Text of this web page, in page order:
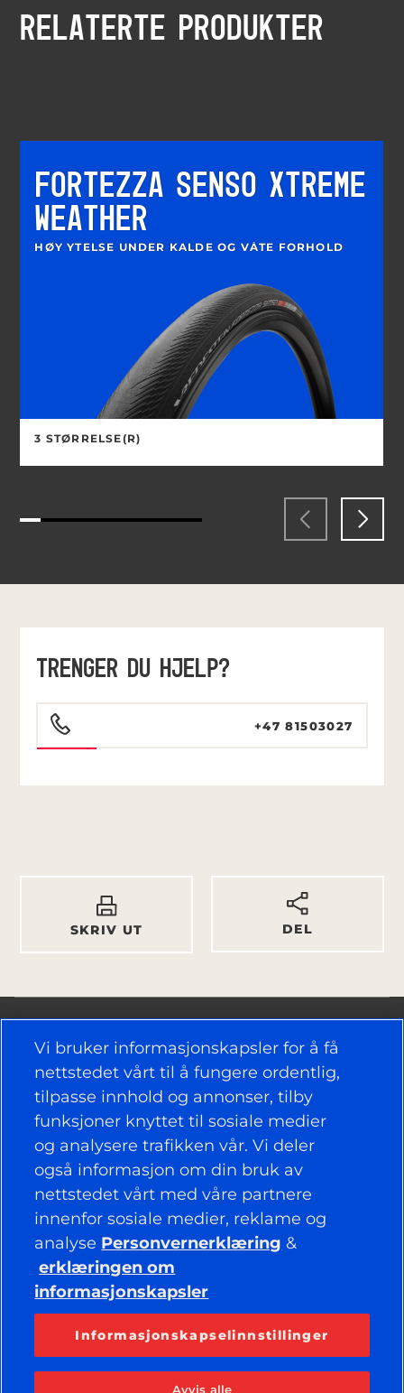
RELATERTE PRODUKTER
FORTEZZA SENSO XTREME
WEATHER
HØY YTELSE UNDER KALDE OG VÅTE FORHOLD
3 STØRRELSE(R)
TRENGER DU HJELP?
+47 81503027
SKRIV UT DEL
NYTTIGE KOBLINGER
DEKK
RETNINGSLINJER
BEDRIFT
HOLD DEG TILKOBLET
Facebook
YouTube
Vi bruker informasjonskapsler for å få
nettstedet vårt til å fungere ordentlig,
tilpasse innhold og annonser, tilby
funksjoner knyttet til sosiale medier
og analysere trafikken vår. Vi deler
også informasjon om din bruk av
nettstedet vårt med våre partnere
innenfor sosiale medier, reklame og
analyse Personvernerklæring &
erklæringen om
informasjonskapsler
Informasjonskapselinnstillinger
Avvis alle